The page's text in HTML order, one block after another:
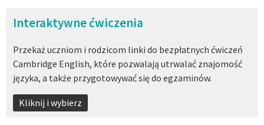
Interaktywne ćwiczenia
Przekaż uczniom i rodzicom linki do bezpłatnych ćwiczeń
Cambridge English, które pozwalają utrwalać znajomość
języka, a także przygotowywać się do egzaminów.
Kliknij i wybierz